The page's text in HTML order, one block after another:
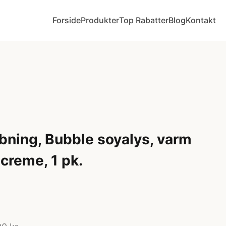
ForsideProdukterTop RabatterBlogKontakt
Bubble soyalys, varm
1 pk.